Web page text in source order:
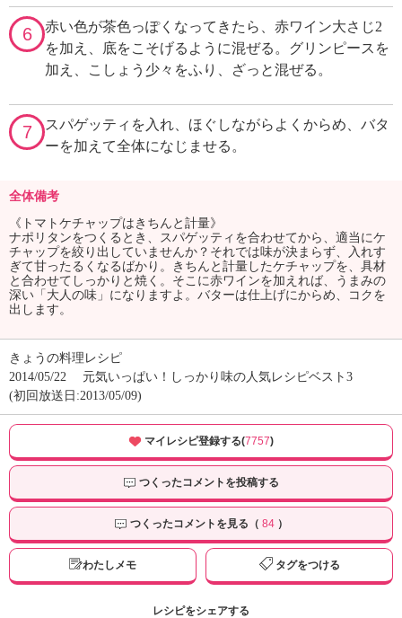
6
赤い色が茶色っぽくなってきたら、赤ワイン大さじ2
を加え、底をこそげるように混ぜる。グリンピースを
加え、こしょう少々をふり、ざっと混ぜる。
7
スパゲッティを入れ、ほぐしながらよくからめ、バタ
ーを加えて全体になじませる。
全体備考
《トマトケチャップはきちんと計量》
ナポリタンをつくるとき、スパゲッティを合わせてから、適当にケ
チャップを絞り出していませんか？それでは味が決まらず、入れす
ぎて甘ったるくなるばかり。きちんと計量したケチャップを、具材
と合わせてしっかりと焼く。そこに赤ワインを加えれば、うまみの
深い「大人の味」になりますよ。バターは仕上げにからめ、コクを
出します。
きょうの料理レシピ
2014/05/22
元気いっぱい！しっかり味の人気レシピベスト3
(初回放送日:2013/05/09)
マイレシピ登録する(7757)
つくったコメントを投稿する
つくったコメントを見る（ 84 ）
わたしメモ タグをつける
レシピをシェアする